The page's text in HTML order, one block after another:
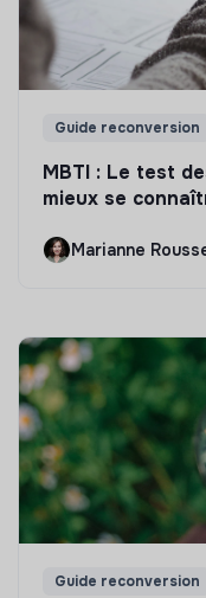
Guide reconversion
MBTI : Le test
mieux se
Marianne
Guide reconversion